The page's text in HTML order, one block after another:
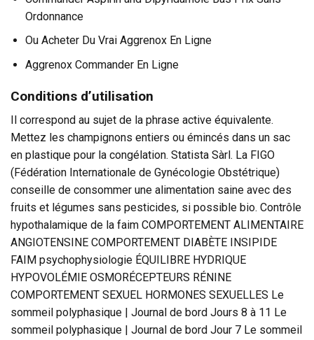
Ordonnance
Ou Acheter Du Vrai Aggrenox En Ligne
Aggrenox Commander En Ligne
Conditions d’utilisation
Il correspond au sujet de la phrase active équivalente.
Mettez les champignons entiers ou émincés dans un sac
en plastique pour la congélation. Statista Sàrl. La FIGO
(Fédération Internationale de Gynécologie Obstétrique)
conseille de consommer une alimentation saine avec des
fruits et légumes sans pesticides, si possible bio. Contrôle
hypothalamique de la faim COMPORTEMENT ALIMENTAIRE
ANGIOTENSINE COMPORTEMENT DIABÈTE INSIPIDE
FAIM psychophysiologie ÉQUILIBRE HYDRIQUE
HYPOVOLÉMIE OSMORÉCEPTEURS RÉNINE
COMPORTEMENT SEXUEL HORMONES SEXUELLES Le
sommeil polyphasique | Journal de bord Jours 8 à 11 Le
sommeil polyphasique | Journal de bord Jour 7 Le sommeil